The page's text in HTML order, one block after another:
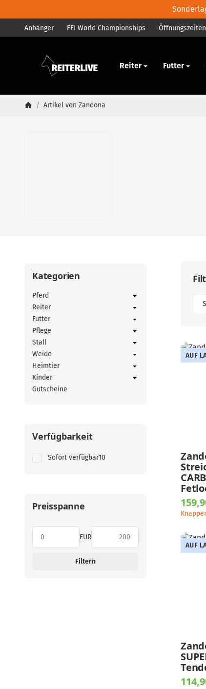
Anhänger FEI World Championships Öffnungszeiten
Pferd Reiter Futter
/ Artikel von Zandona
AUF
AUF
Kategorien
Pferd
Reiter
Futter
Pflege
Stall
Weide
Heimtier
Kinder
Gutscheine
Verfügbarkeit
Sofort verfügbar10
Preisspanne
EUR
Filtern